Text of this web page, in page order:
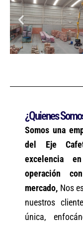
¿Quienes
Somos una
del Eje
excelencia
operación
mercado, Nos
nuestros
única,